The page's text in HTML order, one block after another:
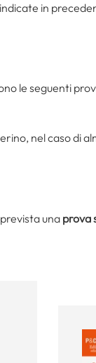
in
le seguenti
nel caso di
unaprova